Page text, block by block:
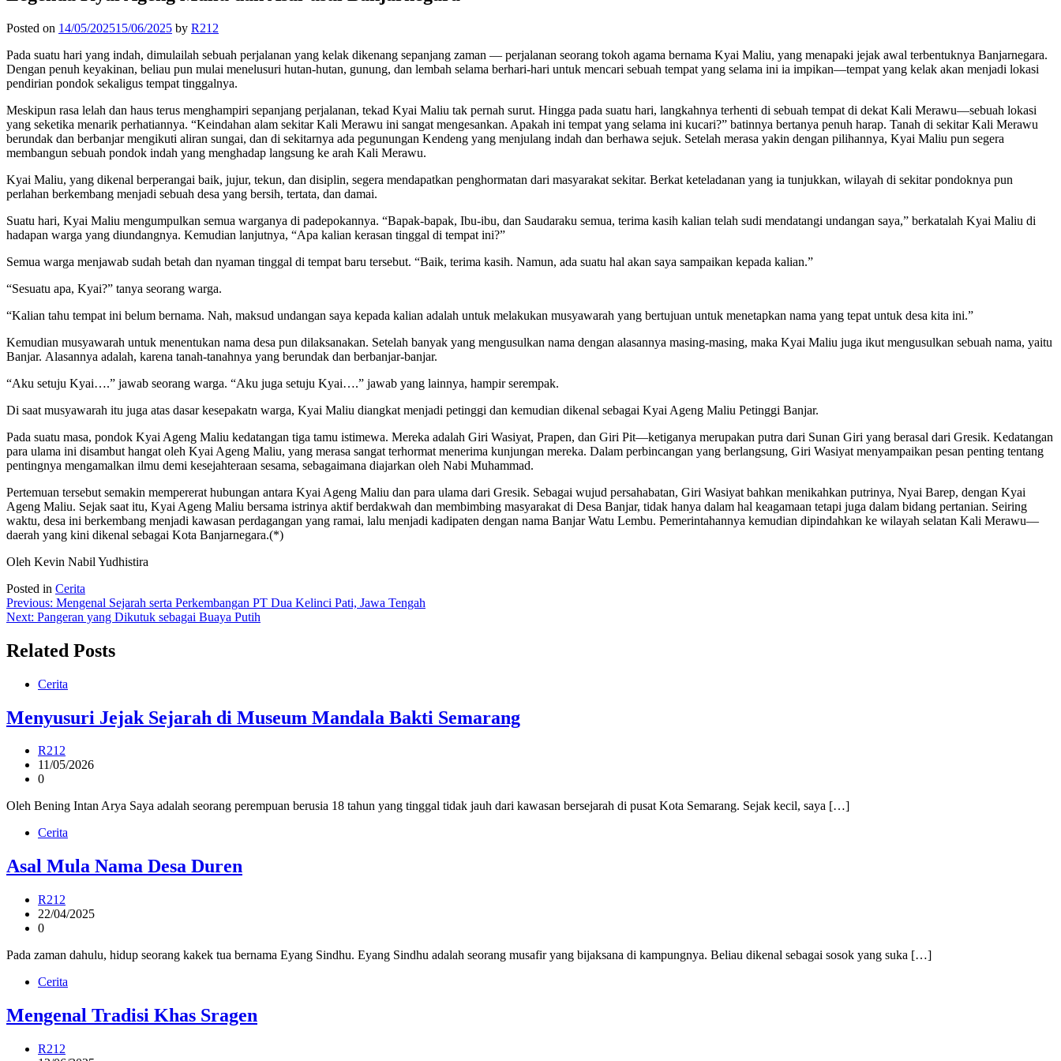
Posted on 14/05/202515/06/2025 by R212
Pada suatu hari yang indah, dimulailah sebuah perjalanan yang kelak dikenang sepanjang zaman — perjalanan seorang tokoh agama bernama Kyai Maliu, yang menapaki jejak awal terbentuknya Banjarnegara.
Dengan penuh keyakinan, beliau pun mulai menelusuri hutan-hutan, gunung, dan lembah selama berhari-hari untuk mencari sebuah tempat yang selama ini ia impikan—tempat yang kelak akan menjadi lokasi
pendirian pondok sekaligus tempat tinggalnya.
Meskipun rasa lelah dan haus terus menghampiri sepanjang perjalanan, tekad Kyai Maliu tak pernah surut. Hingga pada suatu hari, langkahnya terhenti di sebuah tempat di dekat Kali Merawu—sebuah lokasi
yang seketika menarik perhatiannya. “Keindahan alam sekitar Kali Merawu ini sangat mengesankan. Apakah ini tempat yang selama ini kucari?” batinnya bertanya penuh harap. Tanah di sekitar Kali Merawu
berundak dan berbanjar mengikuti aliran sungai, dan di sekitarnya ada pegunungan Kendeng yang menjulang indah dan berhawa sejuk. Setelah merasa yakin dengan pilihannya, Kyai Maliu pun segera
membangun sebuah pondok indah yang menghadap langsung ke arah Kali Merawu.
Kyai Maliu, yang dikenal berperangai baik, jujur, tekun, dan disiplin, segera mendapatkan penghormatan dari masyarakat sekitar. Berkat keteladanan yang ia tunjukkan, wilayah di sekitar pondoknya pun
perlahan berkembang menjadi sebuah desa yang bersih, tertata, dan damai.
Suatu hari, Kyai Maliu mengumpulkan semua warganya di padepokannya. “Bapak-bapak, Ibu-ibu, dan Saudaraku semua, terima kasih kalian telah sudi mendatangi undangan saya,” berkatalah Kyai Maliu di
hadapan warga yang diundangnya. Kemudian lanjutnya, “Apa kalian kerasan tinggal di tempat ini?”
Semua warga menjawab sudah betah dan nyaman tinggal di tempat baru tersebut. “Baik, terima kasih. Namun, ada suatu hal akan saya sampaikan kepada kalian.”
“Sesuatu apa, Kyai?” tanya seorang warga.
“Kalian tahu tempat ini belum bernama. Nah, maksud undangan saya kepada kalian adalah untuk melakukan musyawarah yang bertujuan untuk menetapkan nama yang tepat untuk desa kita ini.”
Kemudian musyawarah untuk menentukan nama desa pun dilaksanakan. Setelah banyak yang mengusulkan nama dengan alasannya masing-masing, maka Kyai Maliu juga ikut mengusulkan sebuah nama, yaitu
Banjar. Alasannya adalah, karena tanah-tanahnya yang berundak dan berbanjar-banjar.
“Aku setuju Kyai….” jawab seorang warga. “Aku juga setuju Kyai….” jawab yang lainnya, hampir serempak.
Di saat musyawarah itu juga atas dasar kesepakatn warga, Kyai Maliu diangkat menjadi petinggi dan kemudian dikenal sebagai Kyai Ageng Maliu Petinggi Banjar.
Pada suatu masa, pondok Kyai Ageng Maliu kedatangan tiga tamu istimewa. Mereka adalah Giri Wasiyat, Prapen, dan Giri Pit—ketiganya merupakan putra dari Sunan Giri yang berasal dari Gresik. Kedatangan
para ulama ini disambut hangat oleh Kyai Ageng Maliu, yang merasa sangat terhormat menerima kunjungan mereka. Dalam perbincangan yang berlangsung, Giri Wasiyat menyampaikan pesan penting tentang
pentingnya mengamalkan ilmu demi kesejahteraan sesama, sebagaimana diajarkan oleh Nabi Muhammad.
Pertemuan tersebut semakin mempererat hubungan antara Kyai Ageng Maliu dan para ulama dari Gresik. Sebagai wujud persahabatan, Giri Wasiyat bahkan menikahkan putrinya, Nyai Barep, dengan Kyai
Ageng Maliu. Sejak saat itu, Kyai Ageng Maliu bersama istrinya aktif berdakwah dan membimbing masyarakat di Desa Banjar, tidak hanya dalam hal keagamaan tetapi juga dalam bidang pertanian. Seiring
waktu, desa ini berkembang menjadi kawasan perdagangan yang ramai, lalu menjadi kadipaten dengan nama Banjar Watu Lembu. Pemerintahannya kemudian dipindahkan ke wilayah selatan Kali Merawu—
daerah yang kini dikenal sebagai Kota Banjarnegara.(*)
Oleh Kevin Nabil Yudhistira
Posted in Cerita
Post
navigation
Previous: Mengenal Sejarah serta Perkembangan PT Dua Kelinci Pati, Jawa Tengah
Next: Pangeran yang Dikutuk sebagai Buaya Putih
Related Posts
Cerita
Menyusuri Jejak Sejarah di Museum Mandala Bakti Semarang
R212
11/05/2026
0
Oleh Bening Intan Arya Saya adalah seorang perempuan berusia 18 tahun yang tinggal tidak jauh dari kawasan bersejarah di pusat Kota Semarang. Sejak kecil, saya […]
Cerita
Asal Mula Nama Desa Duren
R212
22/04/2025
0
Pada zaman dahulu, hidup seorang kakek tua bernama Eyang Sindhu. Eyang Sindhu adalah seorang musafir yang bijaksana di kampungnya. Beliau dikenal sebagai sosok yang suka […]
Cerita
Mengenal Tradisi Khas Sragen
R212